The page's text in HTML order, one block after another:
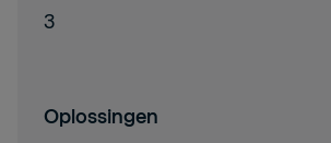
3
Oplossingen